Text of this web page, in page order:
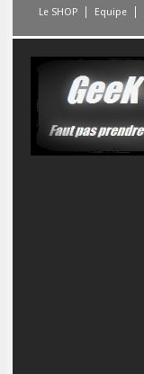
Le SHOP Equipe